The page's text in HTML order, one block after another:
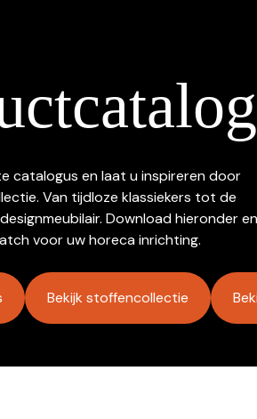
catalogus en laat u inspireren door
Van tijdloze klassiekers tot de
Download hieronder en
voor uw horeca inrichting.
Bekijk stoffencollectie